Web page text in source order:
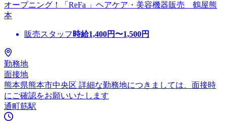
オープニング！「ReFa 」ヘアケア・美容機器販売 鶴屋熊
本
販売スタッフ 時給1,400円〜1,500円
勤務地
面接地
熊本県熊本市中央区 詳細な勤務地につきましては、面接時
にご確認をお願いいたします
通町筋駅